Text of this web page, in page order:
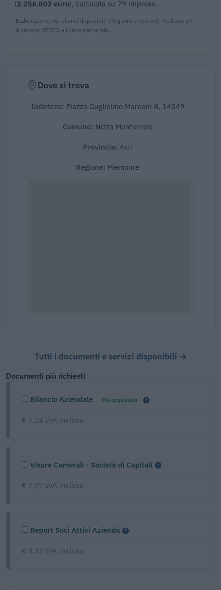
(2.256.802 euro), calcolata su 79 imprese.
Elaborazione sui bilanci depositati (Registro Imprese). Mediana per
divisione ATECO a livello nazionale.
Dove si trova
Indirizzo: Piazza Guglielmo Marconi 8, 14049
Comune: Nizza Monferrato
Provincia: Asti
Regione: Piemonte
Tutti i documenti e servizi disponibili →
Documenti più richiesti
Bilancio Aziendale Più acquistato
€ 7,14 IVA inclusa
Visure Camerali - Società di Capitali
€ 7,77 IVA inclusa
Report Soci Attivi Azienda
€ 3,33 IVA inclusa